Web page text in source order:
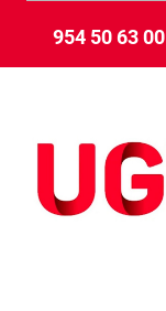
954 50 63 00